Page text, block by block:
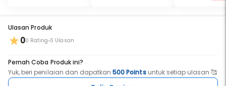
semprotkan secara merata pada akar rambut dan semprotkan
ekstra pada area yang bermasalah. Pijat kulit kepala dengan
gerakan memutar. Jangan dibilas
Ulasan Produk
00 Rating 0 Ulasan
Pernah Coba Produk ini?
Yuk, beri penilaian dan dapatkan500 Pointsuntuk setiap ulasan 🥰